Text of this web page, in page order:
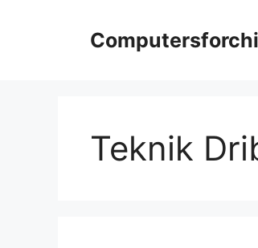
Teknik